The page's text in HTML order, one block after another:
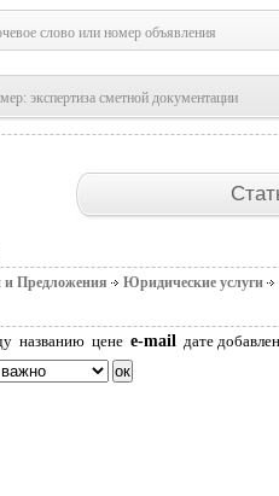
слово или номер объявления
экспертиза сметной документации
и Предложения Юридические услуги
названию цене e-mail дате